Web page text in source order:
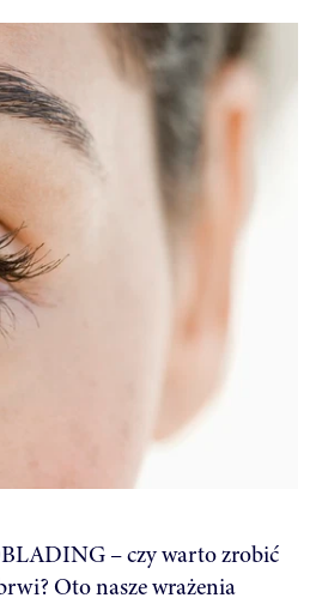
– czy warto zrobić
Oto nasze wrażenia